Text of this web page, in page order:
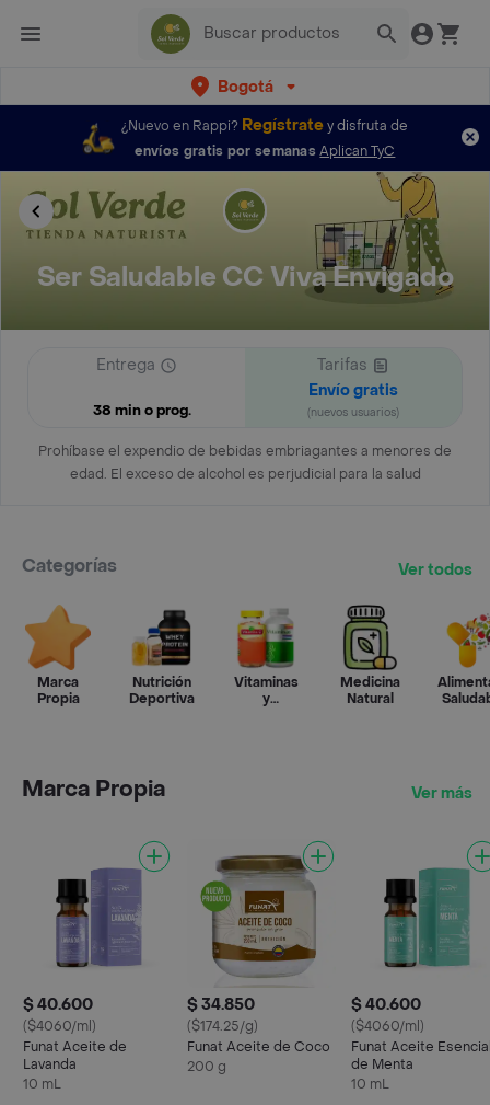
Bogotá
¿Nuevo en Rappi? Regístratey disfruta de
envíos gratis por semanas Aplican TyC
Ser Saludable CC Viva Envigado
Entrega
38 min o prog.
Tarifas
Envío gratis
(nuevos usuarios)
Prohíbase el expendio de bebidas embriagantes a menores de
edad. El exceso de alcohol es perjudicial para la salud
Categorías Ver todos
Marca
Propia
Nutrición
Deportiva
Vitaminas
y
Medicina
Natural
Marca Propia Ver más
$ 40.600
($4060/ml)
Funat Aceite de
Lavanda
10 mL
$ 34.850
($174.25/g)
Funat Aceite de Coco
200 g
$ 40.600
($4060/ml)
Funat Aceite
de Menta
10 mL